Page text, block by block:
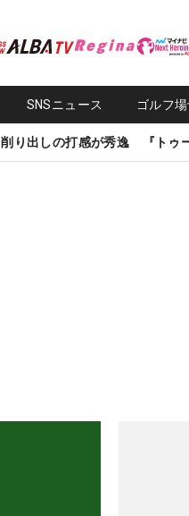
SNSニュース ゴルフ
削り出しの打感が秀逸 『トゥ